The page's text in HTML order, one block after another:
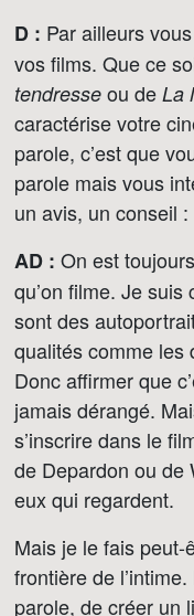
D : Par ailleurs
vos films. Que ce
tendresse ou de La
caractérise votre
parole, c’est que
parole mais vous
un avis, un conseil
AD : On est
qu’on filme. Je
sont des
qualités comme les
Donc affirmer que
jamais dérangé.
s’inscrire dans le
de Depardon ou de
eux qui regardent.
Mais je le fais
frontière de
parole, de créer un